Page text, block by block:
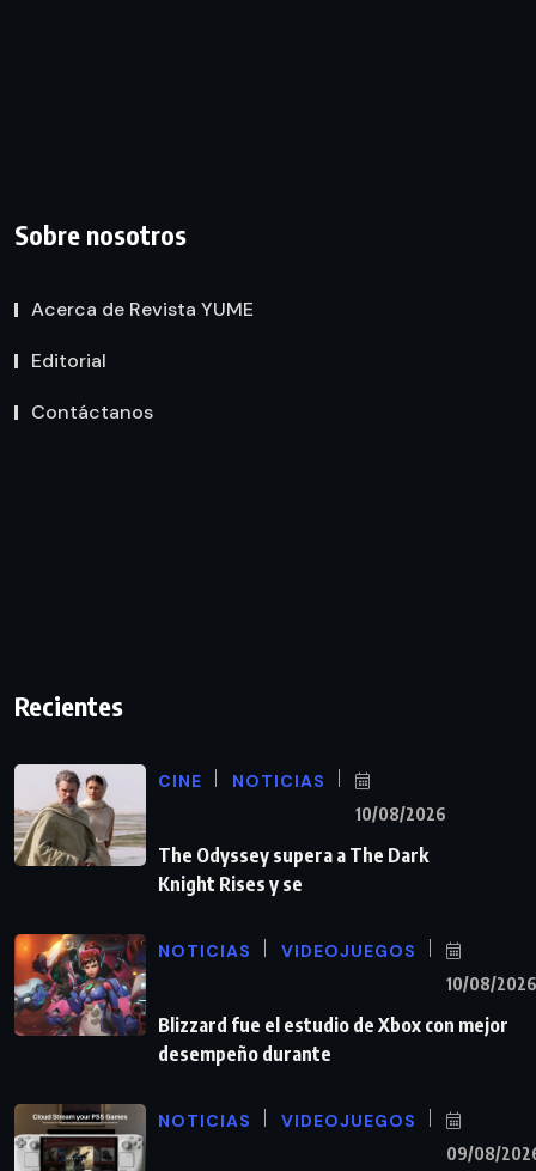
Sobre nosotros
Acerca de Revista YUME
Editorial
Contáctanos
Recientes
CINE NOTICIAS
10/08/2026
The Odyssey supera a The Dark
Knight Rises y se
NOTICIAS VIDEOJUEGOS
10/08/2026
Blizzard fue el estudio de Xbox con mejor
desempeño durante
NOTICIAS VIDEOJUEGOS
09/08/